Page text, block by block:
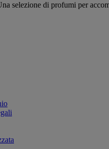
selezione di profumi per